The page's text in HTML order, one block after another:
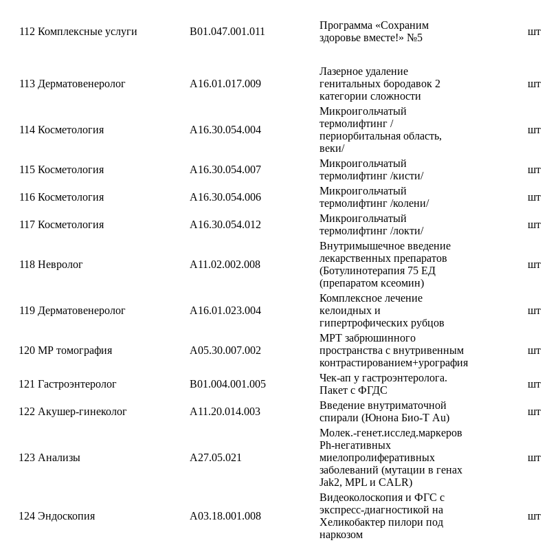
112 Комплексные услуги B01.047.001.011
Программа «Сохраним
здоровье вместе!» №5
шт
113 Дерматовенеролог A16.01.017.009
Лазерное удаление
генитальных бородавок 2
категории сложности
шт
114 Косметология A16.30.054.004
Микроигольчатый
термолифтинг /
периорбитальная область,
веки/
шт
115 Косметология A16.30.054.007
Микроигольчатый
термолифтинг /кисти/
шт
116 Косметология A16.30.054.006
Микроигольчатый
термолифтинг /колени/
шт
117 Косметология A16.30.054.012
Микроигольчатый
термолифтинг /локти/
шт
118 Невролог A11.02.002.008
Внутримышечное введение
лекарственных препаратов
(Ботулинотерапия 75 ЕД
(препаратом ксеомин)
шт
119 Дерматовенеролог A16.01.023.004
Комплексное лечение
келоидных и
гипертрофических рубцов
шт
120 МР томография A05.30.007.002
МРТ забрюшинного
пространства с внутривенным
контрастированием+урография
шт
121 Гастроэнтеролог B01.004.001.005
Чек-ап у гастроэнтеролога.
Пакет с ФГДС
шт
122 Акушер-гинеколог A11.20.014.003
Введение внутриматочной
спирали (Юнона Био-Т Au)
шт
123 Анализы A27.05.021
Молек.-генет.исслед.маркеров
Ph-негативных
миелопролиферативных
заболеваний (мутации в генах
Jak2, MPL и CALR)
шт
124 Эндоскопия A03.18.001.008
Видеоколоскопия и ФГС с
экспресс-диагностикой на
Хеликобактер пилори под
наркозом
шт